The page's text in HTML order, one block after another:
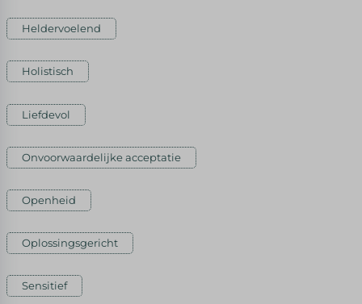
Heldervoelend
Holistisch
Liefdevol
Onvoorwaardelijke acceptatie
Openheid
Oplossingsgericht
Sensitief